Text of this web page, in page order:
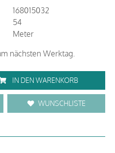
168015032
54
Meter
nächsten Werktag.
IN DEN WARENKORB
WUNSCHLISTE